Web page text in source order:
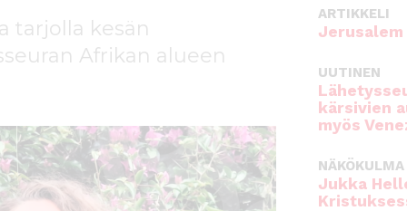
tarjolla kesän
Afrikan alueen
ARTIKKELI
UUTINEN
kärsivien
myös
NÄKÖKULMA
Jukka